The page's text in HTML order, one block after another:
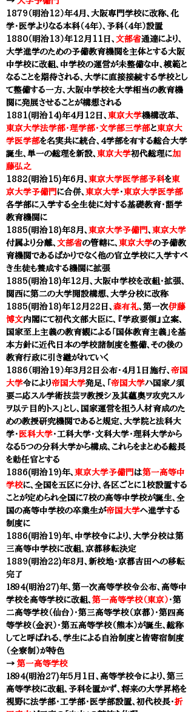
1879（明治12）年4月、 大阪専門学校に改称、化
学・医学よりなる本科（４年）、予科（4年）設置
1880（明治13）年12月11日、 文部省通達により、
大学進学のための予備教育機関を主体とする大阪
中学校に改組、中学校の運営が未整備な中、模範と
なることを期待される、大学に直接接続する学校とし
て整備する一方、大阪中学校を大学相当の教育機
関に発展させることが構想される
1881(明治14)年4月12日、 東京大学機構改革、
東京大学法学部・理学部・文学部三学部と東京大
学医学部を名実共に統合、4学部を有する総合大学
誕生、単一の総理を新設、 東京大学初代総理に加
藤弘之
1882(明治15)年6月、 東京大学医学部予科を東
京大学予備門 に合併、 東京大学・東京大学医学部
各学部に入学する全生徒に対する基礎教育・語学
教育機関に
1885( 明治18)年8月、 東京大学予備門 、 東京大学
付属より分離、 文部省の管轄に、 東京大学の予備教
育機関であるばかりでなく他の官立学校に入学すべ
き生徒も養成する機関に拡張
1885(明治18)年12月、 大阪中学校を改組・拡張、
関西に第二の大学開設構想、 大学分校に改称
1885(明治18)年12月22日、 森有礼、第一次伊藤
博文内閣にて初代文部大臣に、『学政要領』立案、
国家至上主義の教育観による 「国体教育主義」を基
本方針に近代日本の学校諸制度を整備、その後の
教育行政に引き継がれていく
1886（明治19）年3月2日公布・4月1日施行、 帝国
大学令により帝国大学発足、「 帝国大学ハ国家ノ須
要ニ応スル学術技芸ヲ教授シ及其蘊奥ヲ攻究スル
ヲ以テ目的トス」とし、国家運営を担う人材育成のた
めの教授研究機関であると規定、大学院と法科大
学・ 医科大学・工科大学・文科大学・理科大学から
なる5つの分科大学から構成、これらをまとめる総長
を勅任官とする
1886(明治19)年、 東京大学予備門 は第一高等中
学校に、全国を五区に分け、各区ごとに1校設置する
ことが定められ全国に7校の高等中学校が誕生、全
国の高等中学校の卒業生が帝国大学へ進学する
制度に
1886(明治19)年、中学校令により、大学分校は第
三高等中学校に改組、京都移転決定
1889(明治22)年8月、 新校地・京都吉田への移転
完了
１８９４(明治27)年、第一次高等学校令公布、高等中
学校を高等学校に改組、 第一高等学校（東京） ・第
二高等学校（仙台）・第三高等学校（京都）・第四高
等学校（金沢）・第五高等学校（熊本）が誕生、総称
してと呼ばれる、 学生による自治制度と皆寄宿制度
（全寮制）が特色
​→ 第一高等学校
１８９４(明治27)年5月1日、高等学校令により、第三
高等学校に改組 、予科を置かず、 将来の大学昇格を
視野に法学部・工学部・医学部設置、初代校長・折